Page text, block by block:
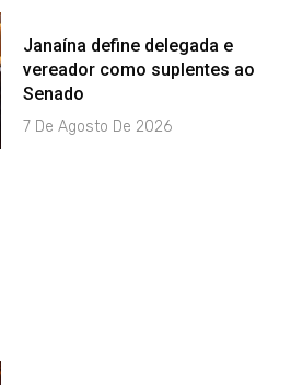
Janaína define delegada e
vereador como suplentes ao
Senado
7 De Agosto De 2026